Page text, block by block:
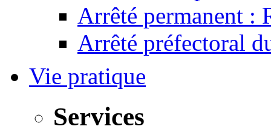
Arrêté permanent :
Arrêté préfectoral
Vie pratique
Services